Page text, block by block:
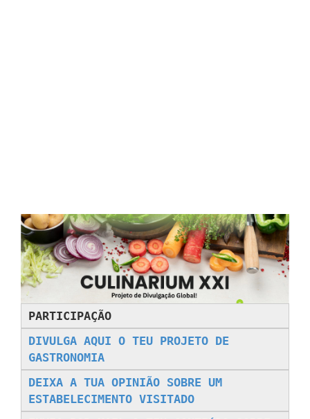
PARTICIPAÇÃO
DIVULGA AQUI O TEU PROJETO DE
GASTRONOMIA
DEIXA A TUA OPINIÃO SOBRE UM
ESTABELECIMENTO VISITADO